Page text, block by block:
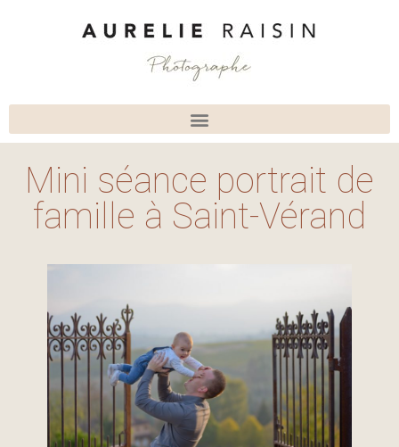
Mini séance portrait de
famille à Saint-Vérand